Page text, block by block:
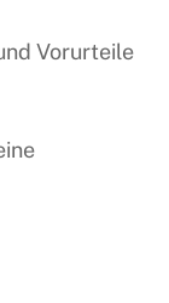
Vorurteile